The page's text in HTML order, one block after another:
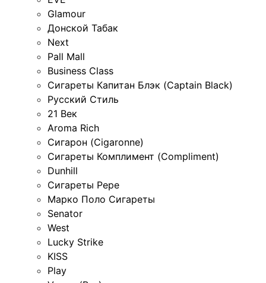
Glamour
Донской Табак
Next
Pall Mall
Business Class
Сигареты Капитан Блэк (Captain Black)
Русский Стиль
21 Век
Aroma Rich
Сигарон (Cigaronne)
Сигареты Комплимент (Compliment)
Dunhill
Сигареты Pepe
Марко Поло Сигареты
Senator
West
Lucky Strike
KISS
Play